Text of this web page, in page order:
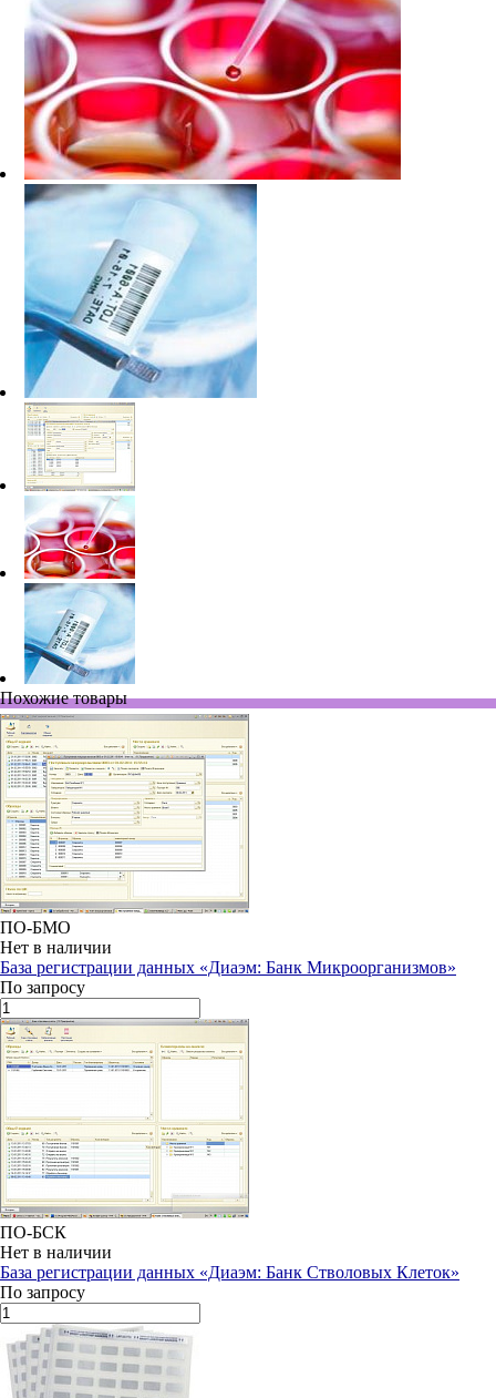
Похожие товары
ПО-БМО
Нет в наличии
База регистрации данных «Диаэм: Банк Микроорганизмов»
По запросу
ПО-БСК
Нет в наличии
База регистрации данных «Диаэм: Банк Стволовых Клеток»
По запросу